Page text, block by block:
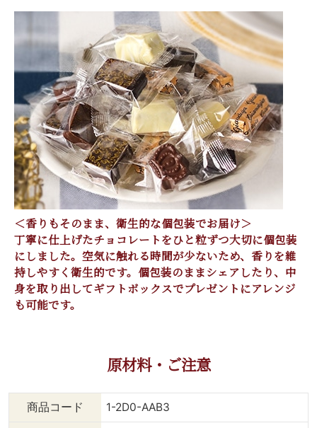
＜香りもそのまま、衛生的な個包装でお届け＞
丁寧に仕上げたチョコレートをひと粒ずつ大切に個包装
にしました。空気に触れる時間が少ないため、香りを維
持しやすく衛生的です。個包装のままシェアしたり、中
身を取り出してギフトボックスでプレゼントにアレンジ
も可能です。
原材料・ご注意
商品コード 1-2D0-AAB3